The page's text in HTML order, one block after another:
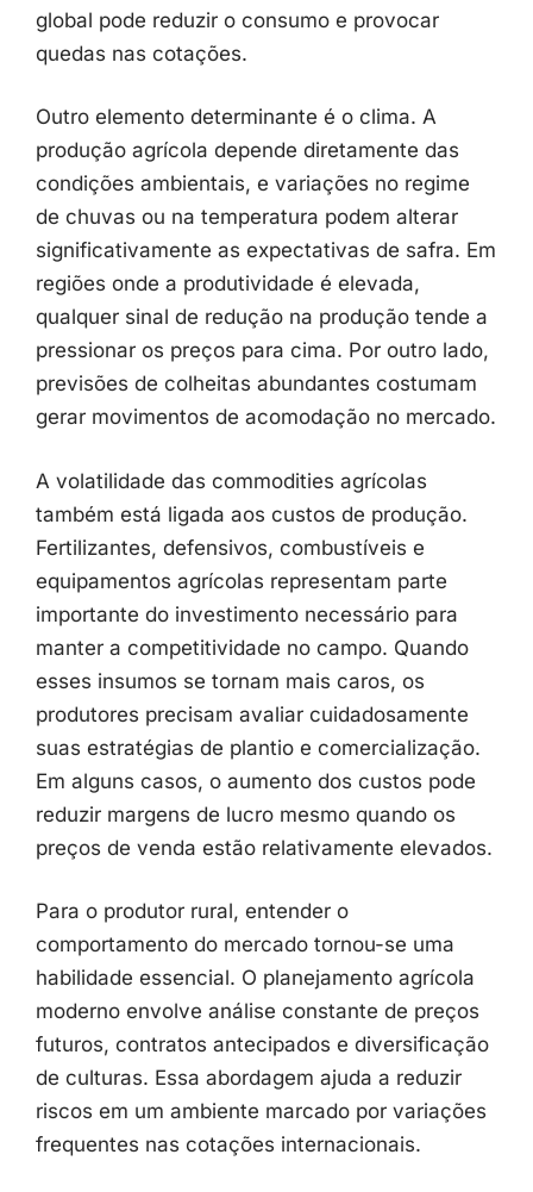
global pode reduzir o consumo e provocar
quedas nas cotações.
Outro elemento determinante é o clima. A
produção agrícola depende diretamente das
condições ambientais, e variações no regime
de chuvas ou na temperatura podem alterar
significativamente as expectativas de safra. Em
regiões onde a produtividade é elevada,
qualquer sinal de redução na produção tende a
pressionar os preços para cima. Por outro lado,
previsões de colheitas abundantes costumam
gerar movimentos de acomodação no mercado.
A volatilidade das commodities agrícolas
também está ligada aos custos de produção.
Fertilizantes, defensivos, combustíveis e
equipamentos agrícolas representam parte
importante do investimento necessário para
manter a competitividade no campo. Quando
esses insumos se tornam mais caros, os
produtores precisam avaliar cuidadosamente
suas estratégias de plantio e comercialização.
Em alguns casos, o aumento dos custos pode
reduzir margens de lucro mesmo quando os
preços de venda estão relativamente elevados.
Para o produtor rural, entender o
comportamento do mercado tornou-se uma
habilidade essencial. O planejamento agrícola
moderno envolve análise constante de preços
futuros, contratos antecipados e diversificação
de culturas. Essa abordagem ajuda a reduzir
riscos em um ambiente marcado por variações
frequentes nas cotações internacionais.